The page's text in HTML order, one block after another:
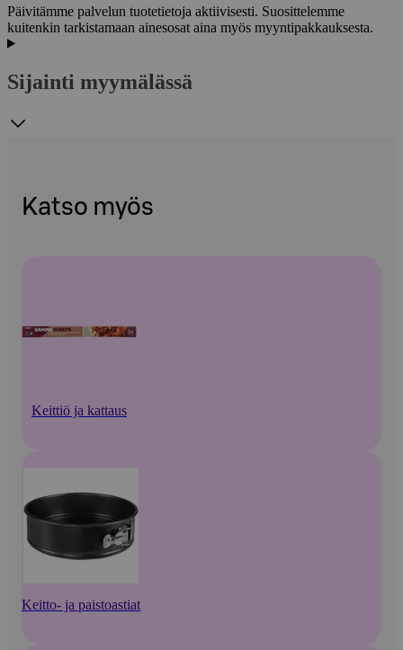
Päivitämme palvelun tuotetietoja aktiivisesti. Suosittelemme
kuitenkin tarkistamaan ainesosat aina myös myyntipakkauksesta.
Sijainti myymälässä
Katso myös
Keittiö ja kattaus
Keitto- ja paistoastiat